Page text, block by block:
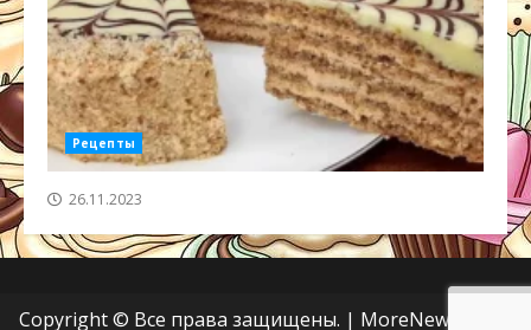
Рецепты
26.11.2023
Copyright © Все права защищены. | MoreNews